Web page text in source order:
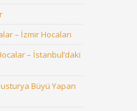
– İzmir Hocaları
– İstanbul’daki
Büyü Yapan